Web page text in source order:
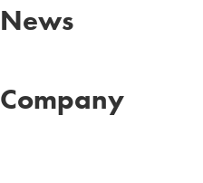
News
Company